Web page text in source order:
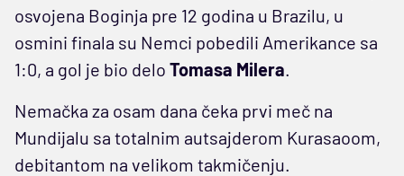
osvojena Boginja pre 12 godina u Brazilu, u
osmini finala su Nemci pobedili Amerikance sa
1:0, a gol je bio delo Tomasa Milera.
Nemačka za osam dana čeka prvi meč na
Mundijalu sa totalnim autsajderom Kurasaoom,
debitantom na velikom takmičenju.